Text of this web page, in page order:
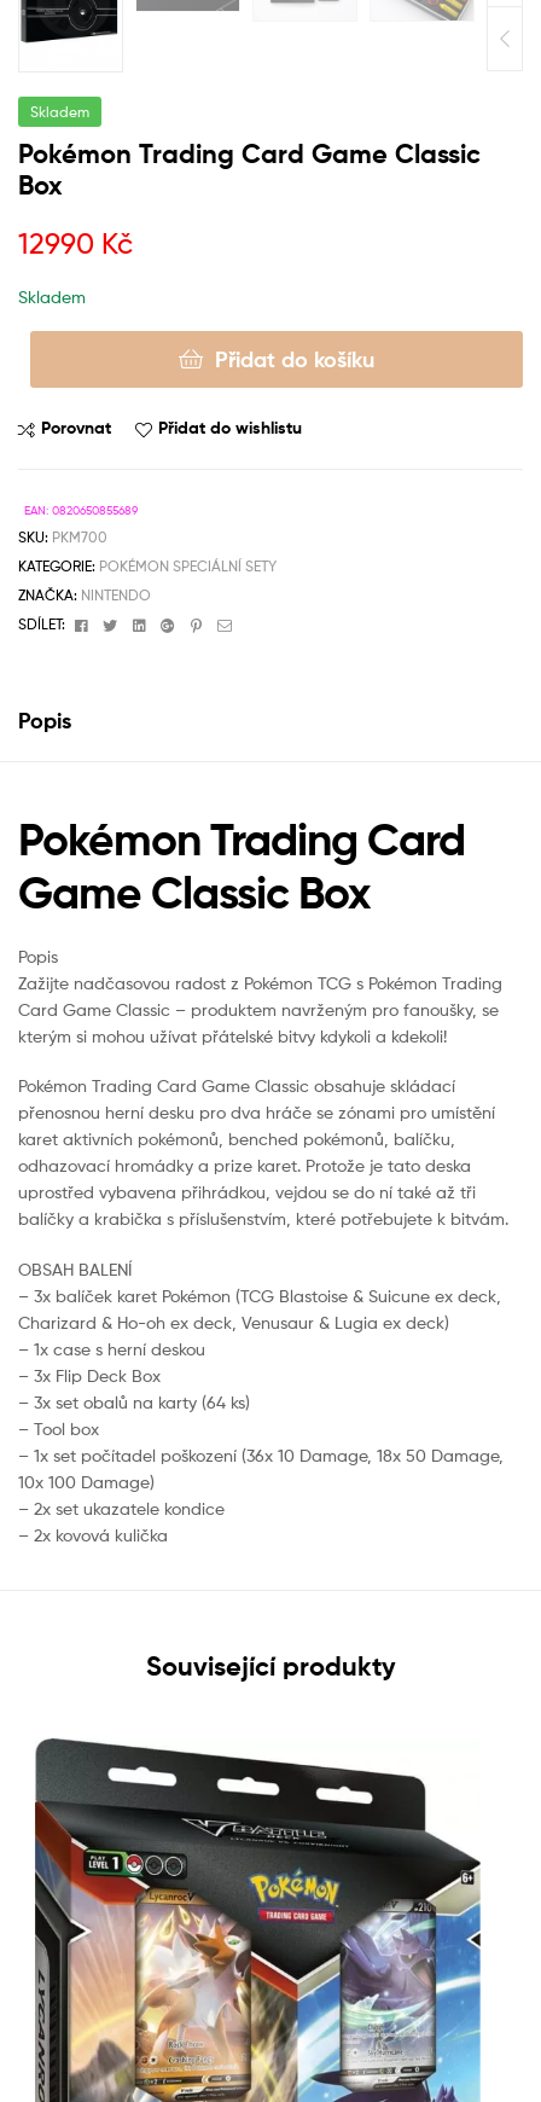
Skladem
Pokémon Trading Card Game Classic
Box
12990 Kč
Skladem
Přidat do košíku
Porovnat Přidat do wishlistu
EAN: 0820650855689
SKU: PKM700
KATEGORIE: POKÉMON SPECIÁLNÍ SETY
ZNAČKA: NINTENDO
SDÍLET:
FacebookTwitterLinkedinGoogle+Pinterest
Email
Popis
Pokémon Trading Card
Game Classic Box
Popis
Zažijte nadčasovou radost z Pokémon TCG s Pokémon Trading
Card Game Classic – produktem navrženým pro fanoušky, se
kterým si mohou užívat přátelské bitvy kdykoli a kdekoli!
Pokémon Trading Card Game Classic obsahuje skládací
přenosnou herní desku pro dva hráče se zónami pro umístění
karet aktivních pokémonů, benched pokémonů, balíčku,
odhazovací hromádky a prize karet. Protože je tato deska
uprostřed vybavena přihrádkou, vejdou se do ní také až tři
balíčky a krabička s příslušenstvím, které potřebujete k bitvám.
OBSAH BALENÍ
– 3x balíček karet Pokémon (TCG Blastoise & Suicune ex deck,
Charizard & Ho-oh ex deck, Venusaur & Lugia ex deck)
– 1x case s herní deskou
– 3x Flip Deck Box
– 3x set obalů na karty (64 ks)
– Tool box
– 1x set počítadel poškození (36x 10 Damage, 18x 50 Damage,
10x 100 Damage)
– 2x set ukazatele kondice
– 2x kovová kulička
Související produkty